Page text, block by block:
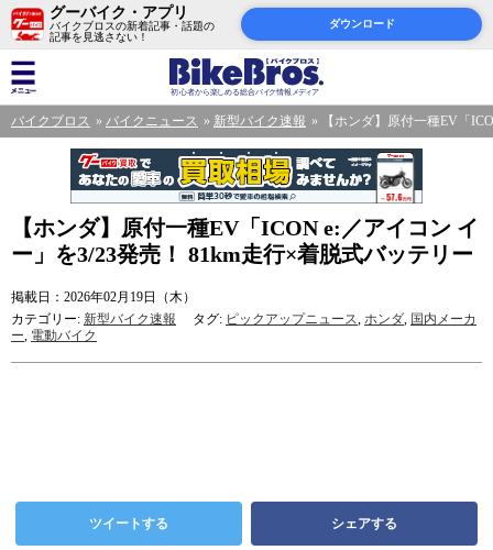
グーバイク・アプリ
バイクブロスの新着記事・話題の
記事を見逃さない！
ダウンロード
バイクブロス バイクニュース 新型バイク速報 【ホンダ】原付一種EV「
【ホンダ】原付一種EV「ICON e:／アイコン イ
ー」を3/23発売！ 81km走行×着脱式バッテリー
掲載日：2026年02月19日（木）
カテゴリー: 新型バイク速報 タグ: ピックアップニュース, ホンダ, 国内メーカ
ー, 電動バイク
ツイートする シェアする